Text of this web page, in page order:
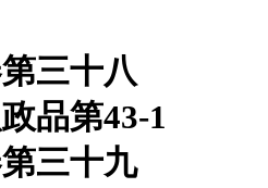
三十八
品第43-1
三十九